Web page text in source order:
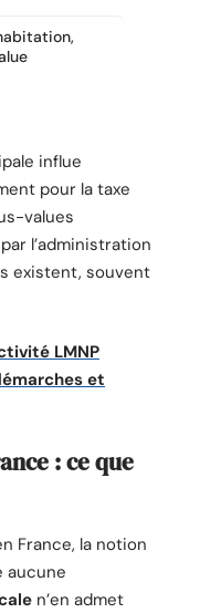
influe
pour la taxe
values
l’administration
existent, souvent
LMNP
et
: ce que
France, la notion
aucune
n’en admet